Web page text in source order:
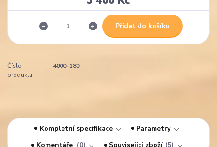
Přidat do košíku
Číslo
produktu:
4000-180
Kompletní specifikace
Parametry
Komentáře
0 Související zboží 5